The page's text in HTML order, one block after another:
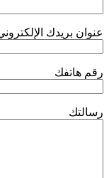
عنوان بريدك
رقم هاتفك
رسالتك